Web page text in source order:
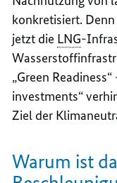
konkretisiert.
jetzt die LNG-
„Green Readiness“
investments“
Ziel der
Warum ist